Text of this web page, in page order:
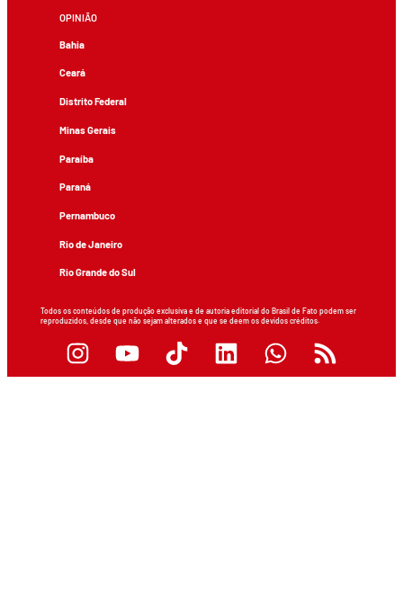
OPINIÃO
Bahia
Ceará
Distrito Federal
Minas Gerais
Paraíba
Paraná
Pernambuco
Rio de Janeiro
Rio Grande do Sul
Todos os conteúdos de produção exclusiva e de autoria editorial do Brasil de Fato podem ser
reproduzidos, desde que não sejam alterados e que se deem os devidos créditos.